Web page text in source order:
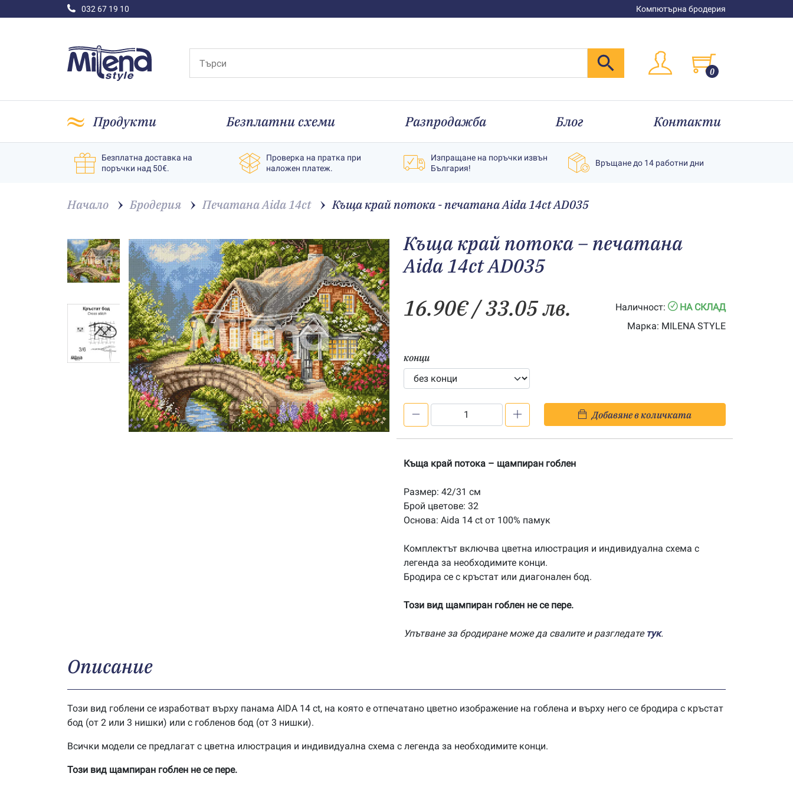
032 67 19 10 Компютърна бродерия
0
Продукти Безплатни схеми Разпродажба Блог Контакти
Безплатна доставка на
поръчки над 50€.
Проверка на пратка при
наложен платеж.
Изпращане на поръчки извън
България!
Връщане до 14 работни дни
Начало Бродерия Печатана Aida 14ct Къща край потока - печатана Aida 14ct AD035
Къща край потока – печатана
Aida 14ct AD035
16.90€/ 33.05 лв. Наличност:
НА СКЛАД
Марка: MILENA STYLE
конци
край
-
печатана
Aida
AD035
Добавяне в количката
Къща край потока – щампиран гоблен
Размер: 42/31 см
Брой цветове: 32
Основа: Aida 14 ct от 100% памук
Комплектът включва цветна илюстрация и индивидуална схема с
легенда за необходимите конци.
Бродира се с кръстат или диагонален бод.
Този вид щампиран гоблен не се пере.
Упътване за бродиране може да свалите и разгледате тук.
Описание
Този вид гоблени се изработват върху панама AIDA 14 ct, на която е отпечатано цветно изображение на гоблена и върху него се бродира с кръстат
бод (от 2 или 3 нишки) или с гобленов бод (от 3 нишки).
Всички модели се предлагат с цветна илюстрация и индивидуална схема с легенда за необходимите конци.
Този вид щампиран гоблен не се пере.